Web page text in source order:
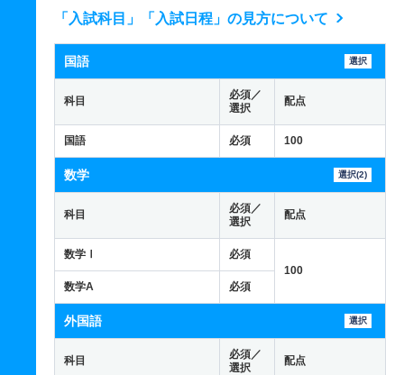
「入試科目」「入試日程」の見方について
国語 選択
科目
必須／
選択
配点
国語 必須 100
数学 選択(2)
科目
必須／
選択
配点
数学Ⅰ
必須
100
数学A
必須
外国語 選択
科目
必須／
選択
配点